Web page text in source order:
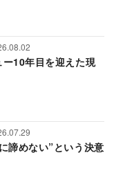
ー10年目を迎えた現
諦めない”という決意